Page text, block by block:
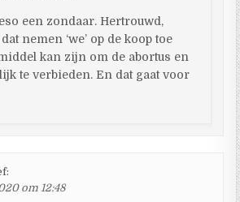
een zondaar. Hertrouwd,
nemen ‘we’ op de koop toe
kan zijn om de abortus en
te verbieden. En dat gaat voor
om 12:48